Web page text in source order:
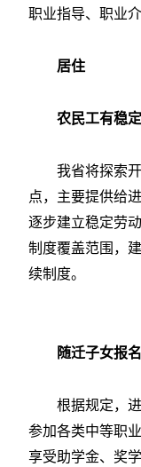
职业指导、职业
居住
农民工有稳
我省将探索
点，主要提供给
逐步建立稳定劳
制度覆盖范围，
续制度。
随迁子女报
根据规定，
参加各类中等职
享受助学金、奖